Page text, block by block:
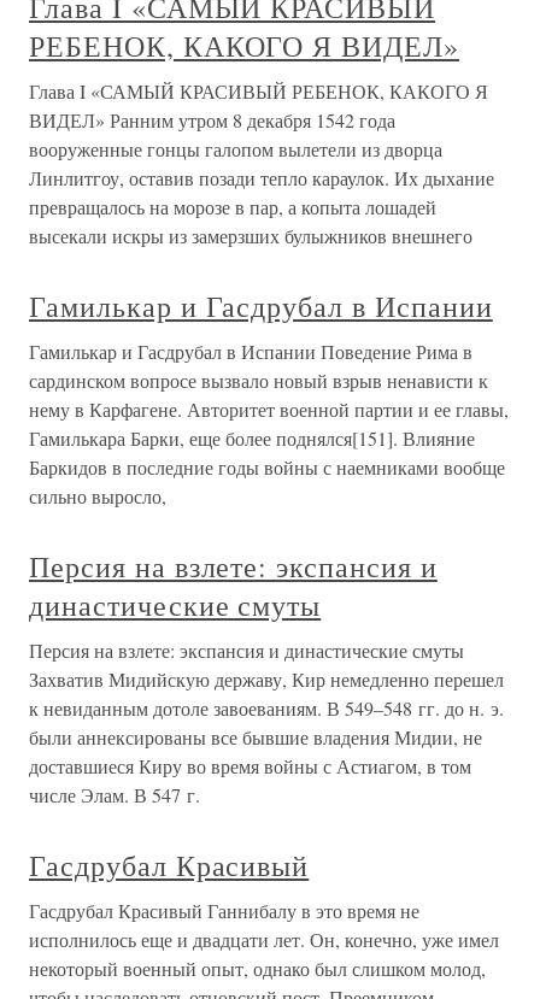
РЕБЕНОК, КАКОГО Я ВИДЕЛ»
Глава I «САМЫЙ КРАСИВЫЙ РЕБЕНОК, КАКОГО Я
ВИДЕЛ» Ранним утром 8 декабря 1542 года
вооруженные гонцы галопом вылетели из дворца
Линлитгоу, оставив позади тепло караулок. Их дыхание
превращалось на морозе в пар, а копыта лошадей
высекали искры из замерзших булыжников внешнего
Гамилькар и Гасдрубал в Испании
Гамилькар и Гасдрубал в Испании Поведение Рима в
сардинском вопросе вызвало новый взрыв ненависти к
нему в Карфагене. Авторитет военной партии и ее главы,
Гамилькара Барки, еще более поднялся[151]. Влияние
Баркидов в последние годы войны с наемниками вообще
сильно выросло,
Персия на взлете: экспансия и
династические смуты
Персия на взлете: экспансия и династические смуты
Захватив Мидийскую державу, Кир немедленно перешел
к невиданным дотоле завоеваниям. В 549–548 гг. до н. э.
были аннексированы все бывшие владения Мидии, не
доставшиеся Киру во время войны с Астиагом, в том
числе Элам. В 547 г.
Гасдрубал Красивый
Гасдрубал Красивый Ганнибалу в это время не
исполнилось еще и двадцати лет. Он, конечно, уже имел
некоторый военный опыт, однако был слишком молод,